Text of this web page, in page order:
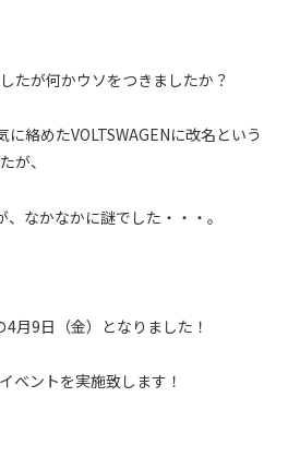
たが何かウソをつきましたか？
に絡めたVOLTSWAGENに改名という
が、
なかなかに謎でした・・・。
月9日（金）となりました！
ベントを実施致します！